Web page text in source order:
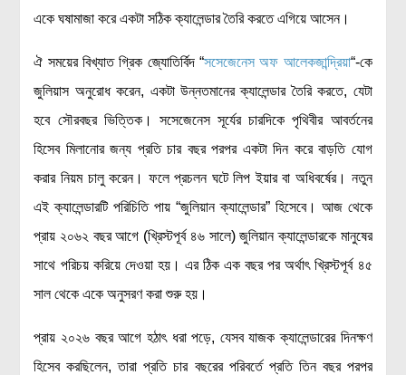
একে ঘষামাজা করে একটা সঠিক ক্যালেন্ডার তৈরি করতে এগিয়ে আসেন।
ঐ সময়ের বিখ্যাত গ্রিক জ্যোতির্বিদ “সসেজেনেস অফ আলেকজান্দ্রিয়া“-কে
জুলিয়াস অনুরোধ করেন, একটা উন্নতমানের ক্যালেন্ডার তৈরি করতে, যেটা
হবে সৌরবছর ভিত্তিক। সসেজেনেস সূর্যের চারদিকে পৃথিবীর আবর্তনের
হিসেব মিলানোর জন্য প্রতি চার বছর পরপর একটা দিন করে বাড়তি যোগ
করার নিয়ম চালু করেন। ফলে প্রচলন ঘটে লিপ ইয়ার বা অধিবর্ষের। নতুন
এই ক্যালেন্ডারটি পরিচিতি পায় “জুলিয়ান ক্যালেন্ডার” হিসেবে। আজ থেকে
প্রায় ২০৬২ বছর আগে (খ্রিস্টপূর্ব ৪৬ সালে) জুলিয়ান ক্যালেন্ডারকে মানুষের
সাথে পরিচয় করিয়ে দেওয়া হয়। এর ঠিক এক বছর পর অর্থাৎ খ্রিস্টপূর্ব ৪৫
সাল থেকে একে অনুসরণ করা শুরু হয়।
প্রায় ২০২৬ বছর আগে হঠাৎ ধরা পড়ে, যেসব যাজক ক্যালেন্ডারের দিনক্ষণ
হিসেব করছিলেন, তারা প্রতি চার বছরের পরিবর্তে প্রতি তিন বছর পরপর